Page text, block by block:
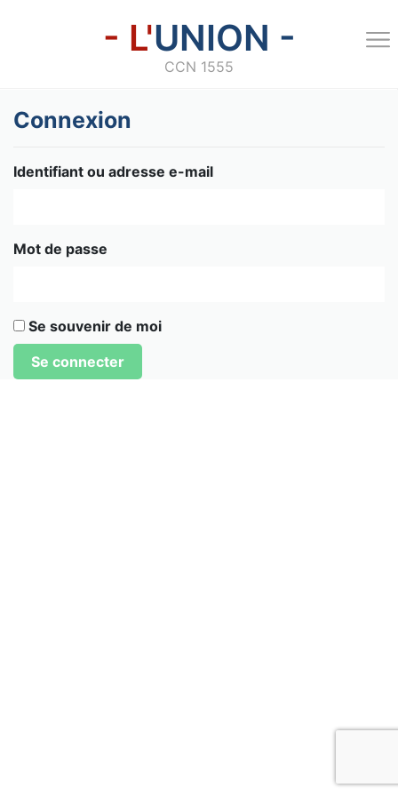
- L'UNION -
CCN 1555
Connexion
Identifiant ou adresse e-mail
Mot de passe
Se souvenir de moi